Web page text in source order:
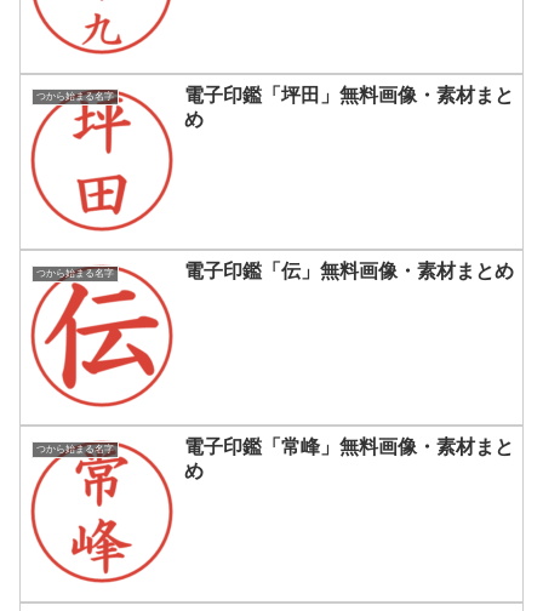
つから始まる名字
電子印鑑「坪田」無料画像・素材まと
め
つから始まる名字 電子印鑑「伝」無料画像・素材まとめ
つから始まる名字
電子印鑑「常峰」無料画像・素材まと
め